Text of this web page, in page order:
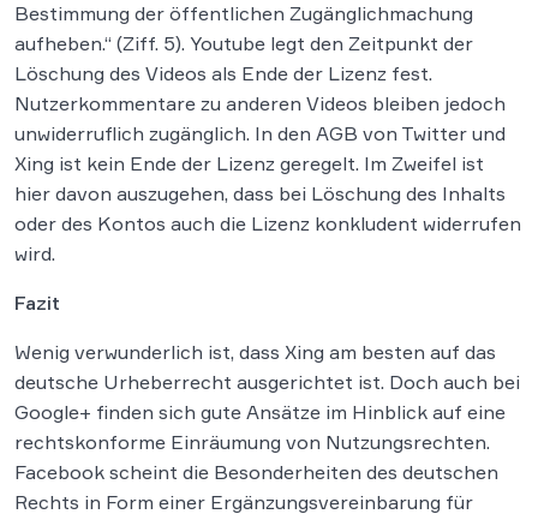
Bestimmung der öffentlichen Zugänglichmachung
aufheben.“ (Ziff. 5). Youtube legt den Zeitpunkt der
Löschung des Videos als Ende der Lizenz fest.
Nutzerkommentare zu anderen Videos bleiben jedoch
unwiderruflich zugänglich. In den AGB von Twitter und
Xing ist kein Ende der Lizenz geregelt. Im Zweifel ist
hier davon auszugehen, dass bei Löschung des Inhalts
oder des Kontos auch die Lizenz konkludent widerrufen
wird.
Fazit
Wenig verwunderlich ist, dass Xing am besten auf das
deutsche Urheberrecht ausgerichtet ist. Doch auch bei
Google+ finden sich gute Ansätze im Hinblick auf eine
rechtskonforme Einräumung von Nutzungsrechten.
Facebook scheint die Besonderheiten des deutschen
Rechts in Form einer Ergänzungsvereinbarung für